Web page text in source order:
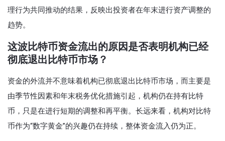
理行为共同推动的结果，反映出投资者在年末进行资产调整的
趋势。
这波比特币资金流出的原因是否表明机构已经
彻底退出比特币市场？
资金的外流并不意味着机构已彻底退出比特币市场，而主要是
由季节性因素和年末税务优化措施引起，机构仍在持有比特
币，只是在进行短期的调整和再平衡。长远来看，机构对比特
币作为“数字黄金”的兴趣仍在持续，整体资金流入仍为正。